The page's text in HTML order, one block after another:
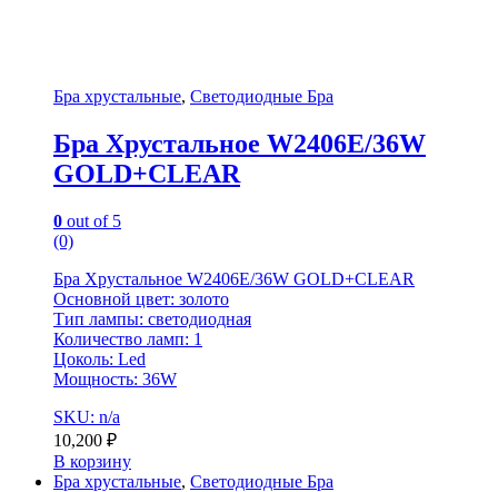
Бра хрустальные, Светодиодные Бра
Бра Хрустальное W2406E/36W
GOLD+CLEAR
0 out of 5
(0)
Бра Хрустальное W2406E/36W GOLD+CLEAR
Основной цвет: золото
Тип лампы: светодиодная
Количество ламп: 1
Цоколь: Led
Мощность: 36W
SKU: n/a
10,200 ₽
В корзину
Бра хрустальные, Светодиодные Бра